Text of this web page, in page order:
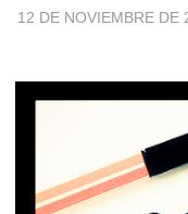
12 DE NOVIEMBRE DE